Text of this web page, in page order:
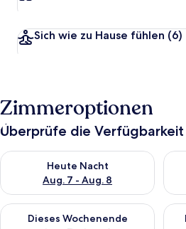
Sich wie zu Hause fühlen (6)
Zimmeroptionen
Überprüfe die
Heute Nacht
Aug. 7 - Aug. 8
Überprüfe die Verfügbarkeit für
Dieses Wochenende
Überprüfe die Verfügbarkeit für